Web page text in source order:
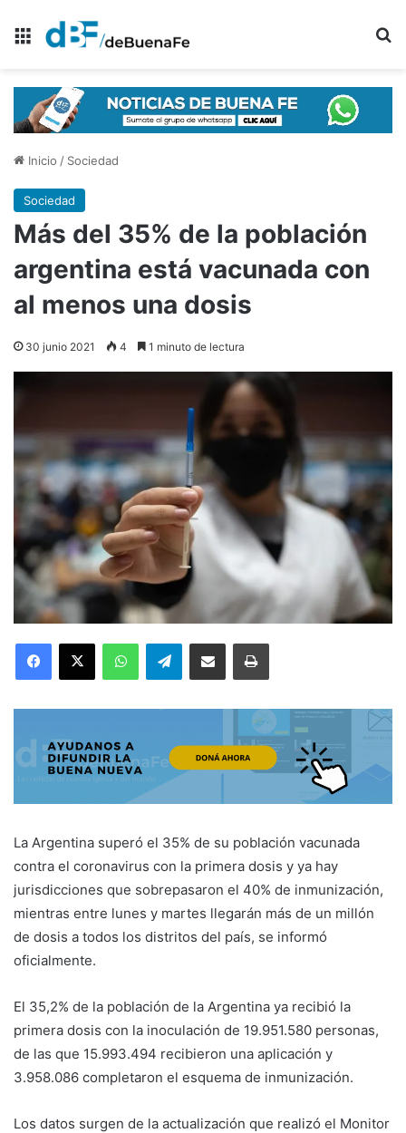
Menú
Inicio / Sociedad
Sociedad
Más del 35% de la población
argentina está vacunada con
al menos una dosis
30 junio 2021 4 1 minuto de lectura
Telegram
La Argentina superó el 35% de su población vacunada
contra el coronavirus con la primera dosis y ya hay
jurisdicciones que sobrepasaron el 40% de inmunización,
mientras entre lunes y martes llegarán más de un millón
de dosis a todos los distritos del país, se informó
oficialmente.
El 35,2% de la población de la Argentina ya recibió la
primera dosis con la inoculación de 19.951.580 personas,
de las que 15.993.494 recibieron una aplicación y
3.958.086 completaron el esquema de inmunización.
Los datos surgen de la actualización que realizó el Monitor